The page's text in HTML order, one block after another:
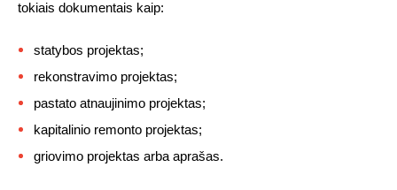
tokiais dokumentais kaip:
statybos projektas;
rekonstravimo projektas;
pastato atnaujinimo projektas;
kapitalinio remonto projektas;
griovimo projektas arba aprašas.